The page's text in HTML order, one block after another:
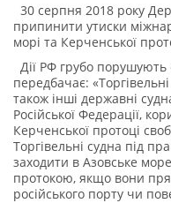
30 серпня 2018 року
припинити утиски
морі та Керченської
Дії РФ грубо порушують
передбачає:
також інші державні
Російської Федерації,
Керченської протоці
Торгівельні судна під
заходити в Азовське
протокою, якщо вони
російського порту чи